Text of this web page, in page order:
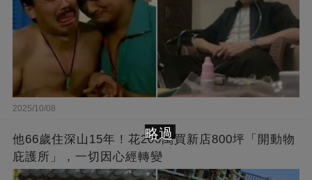
2025/10/08
他66歲住深山15年！花200萬買新店800坪「開動物
庇護所」，一切因心經轉變
略過